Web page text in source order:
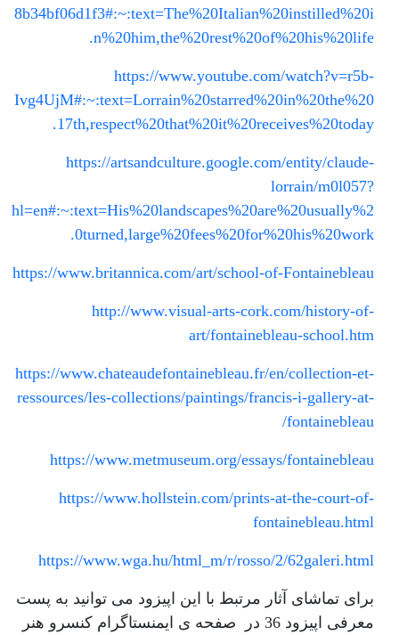
8b34bf06d1f3#:~:text=The%20Italian%20instilled%20i
n%20him,the%20rest%20of%20his%20life.
https://www.youtube.com/watch?v=r5b-
Ivg4UjM#:~:text=Lorrain%20starred%20in%20the%20
17th,respect%20that%20it%20receives%20today.
https://artsandculture.google.com/entity/claude-
lorrain/m0l057?
hl=en#:~:text=His%20landscapes%20are%20usually%2
0turned,large%20fees%20for%20his%20work.
https://www.britannica.com/art/school-of-Fontainebleau
http://www.visual-arts-cork.com/history-of-
art/fontainebleau-school.htm
https://www.chateaudefontainebleau.fr/en/collection-et-
ressources/les-collections/paintings/francis-i-gallery-at-
fontainebleau/
https://www.metmuseum.org/essays/fontainebleau
https://www.hollstein.com/prints-at-the-court-of-
fontainebleau.html
https://www.wga.hu/html_m/r/rosso/2/62galeri.html
برای تماشای آثار مرتبط با این اپیزود می توانید به پست
معرفی اپیزود 36 در صفحه ی ایمنستاگرام کنسرو هنر